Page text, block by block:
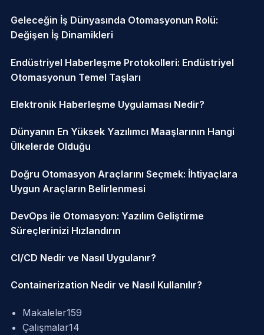
Geleceğin İş Dünyasında Otomasyonun Rolü:
Değişen İş Dinamikleri
Endüstriyel Haberleşme Protokolleri: Endüstriyel
Otomasyonun Temel Taşları
Elektronik Haberleşme Uygulaması Nedir?
Dünyanın En Yüksek Yazılımcı Maaşlarının Hangi
Ülkelerde Olduğu
Doğru Otomasyon Araçlarını Seçmek: İhtiyaçlara
Uygun Araçların Belirlenmesi
DevOps ile Otomasyon: Yazılım Geliştirme
Süreçlerinizi Hızlandırın
CI/CD Nedir ve Nasıl Uygulanır?
Containerization Nedir ve Nasıl Kullanılır?
Makaleler159
Çalışmalar14